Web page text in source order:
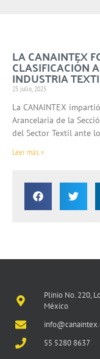
LA CANAINTEX
CLASIFICACIÓN
INDUSTRIA
25 julio, 2025
La CANAINTEX
Arancelaria de la
del Sector Textil ante
Leer más »
Plinio No. 220,
México
55 5280 8637